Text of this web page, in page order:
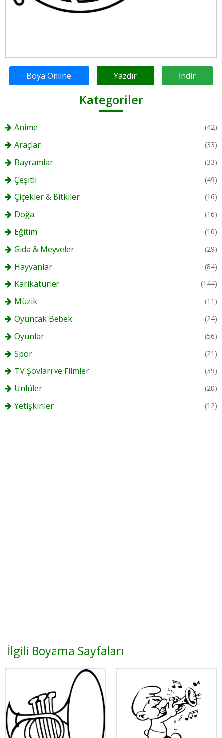
Boya Online Yazdır İndir
Kategoriler
Anime (42)
Araçlar (33)
Bayramlar (33)
Çeşitli (49)
Çiçekler & Bitkiler (16)
Doğa (16)
Eğitim (10)
Gıda & Meyveler (29)
Hayvanlar (84)
Karikatürler (144)
Müzik (11)
Oyuncak Bebek (24)
Oyunlar (56)
Spor (21)
TV Şovları ve Filmler (39)
Ünlüler (20)
Yetişkinler (12)
İlgili Boyama Sayfaları